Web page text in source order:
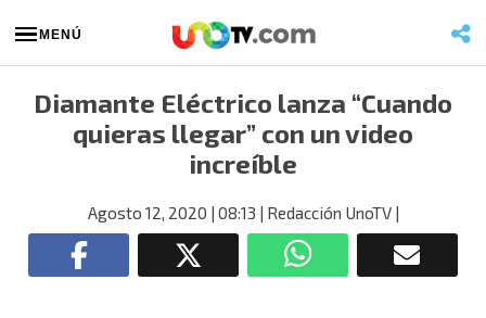
MENÚ
Diamante Eléctrico lanza “Cuando
quieras llegar” con un video
increíble
Agosto 12, 2020 | 08:13 | Redacción UnoTV|